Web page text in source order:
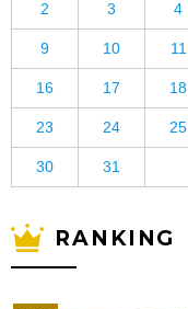
2 3 4
9 10 11
16 17 18
23 24 25
30 31
RANKING